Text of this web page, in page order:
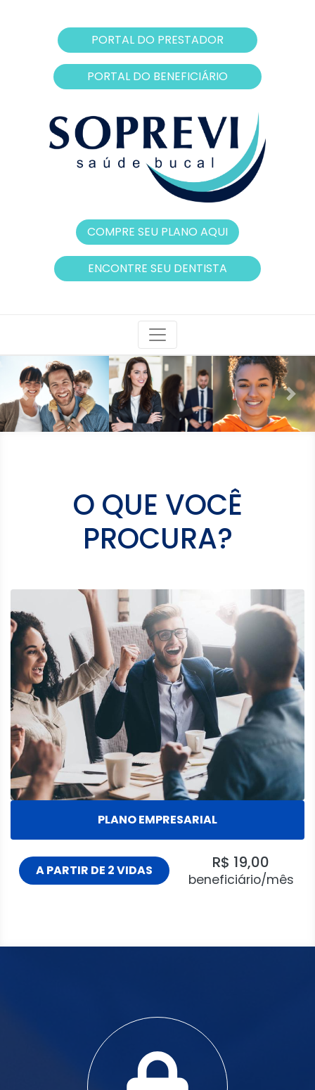
PORTAL DO PRESTADOR
PORTAL DO BENEFICIÁRIO
COMPRE SEU PLANO AQUI
ENCONTRE SEU DENTISTA
Previous Next
O QUE VOCÊ
PROCURA?
PLANO EMPRESARIAL
A PARTIR DE 2 VIDAS R$ 19,00
beneficiário/mês